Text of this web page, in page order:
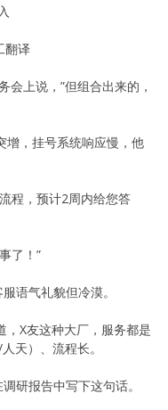
翻译
会上说，”但组合出来的，
增，挂号系统响应慢，他
程，预计2周内给您答
了！”
语气礼貌但冷漠。
X友这种大厂，服务都是
天）、流程长。
研报告中写下这句话。